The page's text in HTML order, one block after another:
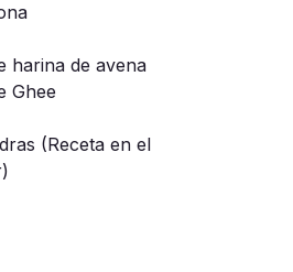
harina de avena
Ghee
(Receta en el